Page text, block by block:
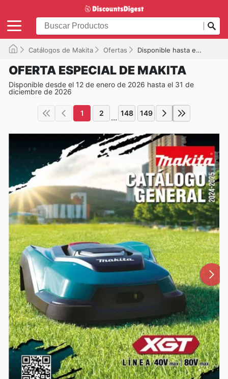
Catálogos de Makita Ofertas Disponible hasta el 31/12/2026
OFERTA ESPECIAL DE MAKITA
Disponible desde el 12 de enero de 2026 hasta el 31 de
diciembre de 2026
1 2 ... 148 149